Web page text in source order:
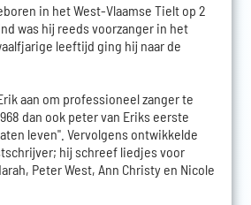
in het West-Vlaamse Tielt op 2
was hij reeds voorzanger in het
leeftijd ging hij naar de
aan om professioneel zanger te
dan ook peter van Eriks eerste
leven". Vervolgens ontwikkelde
hij schreef liedjes voor
Peter West, Ann Christy en Nicole